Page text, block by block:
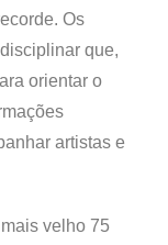
Os
que,
orientar o
artistas e
velho 75